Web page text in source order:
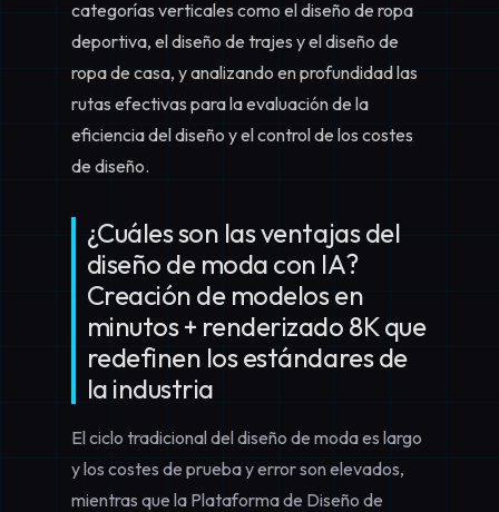
categorías verticales como eldiseño de ropa
deportiva, eldiseño de trajes y eldiseño de
ropa de casa, y analizando en profundidad las
rutas efectivas para laevaluación de la
eficiencia del diseño y elcontrol de los costes
de diseño.
¿Cuáles son las ventajas del
diseño de moda con IA?
Creación de modelos en
minutos + renderizado 8K que
redefinen los estándares de
la industria
El ciclo tradicional del diseño de moda es largo
y los costes de prueba y error son elevados,
mientras que la Plataforma de Diseño de